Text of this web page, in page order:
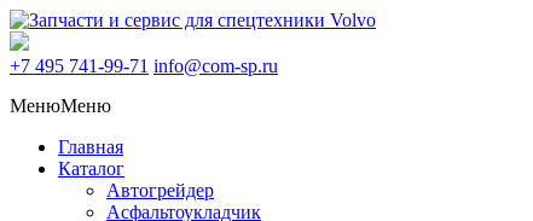
+7 495 741-99-71 info@com-sp.ru
МенюМеню
Главная
Каталог
Автогрейдер
Асфальтоукладчик